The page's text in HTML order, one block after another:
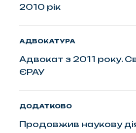
2010 рік
АДВОКАТУРА
Адвокат з 2011 року.
ЄРАУ
ДОДАТКОВО
Продовжив наукову